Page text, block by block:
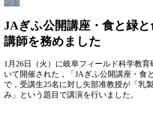
ント
JAぎふ公開講座・食と緑
講師を務めました
1月26日（火）に岐阜フィールド科学教育
いて開催された，「JAぎふ公開講座・食
で，受講生25名に対し矢部准教授が「乳
み」という題目で講演を行いました。